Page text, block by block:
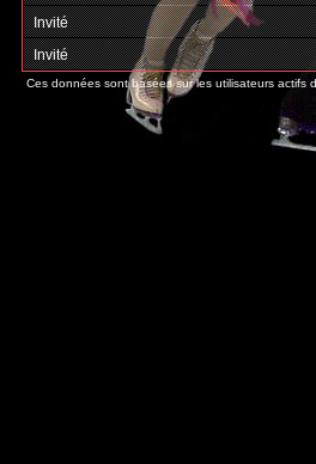
Invité
Invité
Ces données sont basées sur les utilisateurs actifs